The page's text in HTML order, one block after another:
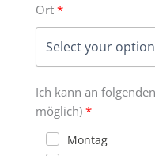
Ort
Ich kann an
möglich)
Montag